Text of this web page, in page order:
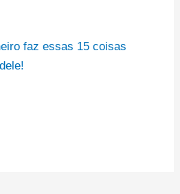
faz essas 15 coisas